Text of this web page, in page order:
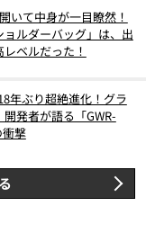
いて中身が一目瞭然！
ルダーバッグ」は、出
ベルだった！
年ぶり超絶進化！グラ
発者が語る「GWR-
撃